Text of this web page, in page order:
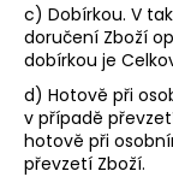
c) Dobírkou. V
doručení Zboží
dobírkou je
d) Hotově při
v případě
hotově při
převzetí Zboží.